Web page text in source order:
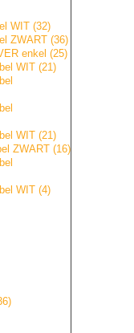
WIT (32)
ZWART (36)
enkel (25)
WIT (21)
WIT (21)
ZWART (16)
WIT (4)